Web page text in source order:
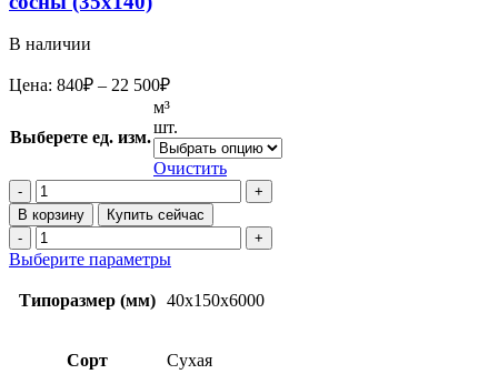
В наличии
Цена: 840₽ – 22 500₽Диапазон
цен:
840₽
–
22
Выберете ед. изм.
м³
шт.
Очистить
Количество
товара
Строганная
доска
сухая
мм
(35х140)
В корзину Купить сейчас
Количество
товара
Строганная
доска
сухая
Выберите параметрыЭтот
имеет
Опции
Типоразмер (мм) 40x150x6000
Сорт Сухая